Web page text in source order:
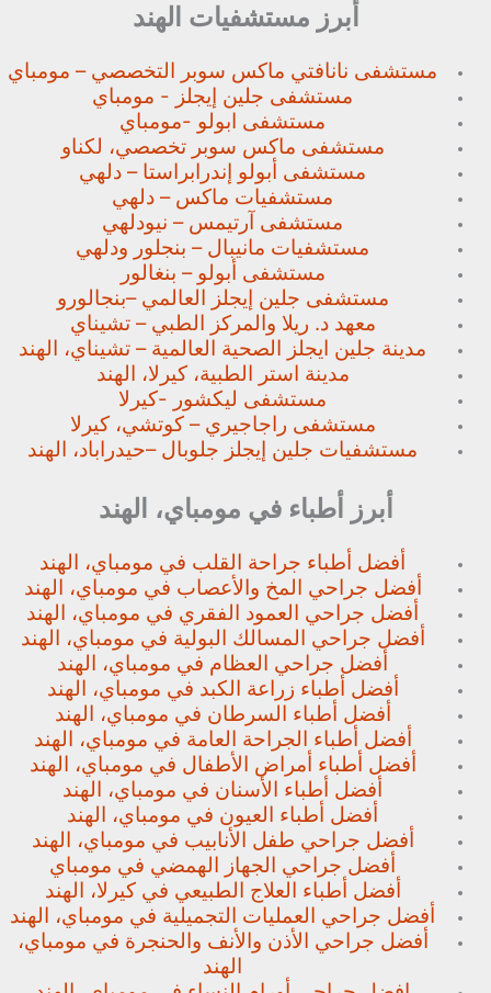
أبرز مستشفيات الهند
مستشفى نانافتي ماكس سوبر التخصصي – مومباي
مستشفى جلين إيجلز - مومباي
مستشفى ابولو -مومباي
مستشفى ماكس سوبر تخصصي، لكناو
مستشفى أبولو إندرابراستا – دلهي
مستشفيات ماكس – دلهي
مستشفى آرتيمس – نيودلهي
مستشفيات مانيبال – بنجلور ودلهي
مستشفى أبولو – بنغالور
مستشفى جلين إيجلز العالمي –بنجالورو
معهد د. ريلا والمركز الطبي – تشيناي
مدينة جلين ايجلز الصحية العالمية – تشيناي، الهند
مدينة استر الطبية، كيرلا، الهند
مستشفى ليكشور -كيرلا
مستشفى راجاجيري – كوتشي، كيرلا
مستشفيات جلين إيجلز جلوبال –حيدراباد، الهند
أبرز أطباء في مومباي، الهند
أفضل أطباء جراحة القلب في مومباي، الهند
أفضل جراحي المخ والأعصاب في مومباي، الهند
أفضل جراحي العمود الفقري في مومباي، الهند
أفضل جراحي المسالك البولية في مومباي، الهند
أفضل جراحي العظام في مومباي، الهند
أفضل أطباء زراعة الكبد في مومباي، الهند
أفضل أطباء السرطان في مومباي، الهند
أفضل أطباء الجراحة العامة في مومباي، الهند
أفضل أطباء أمراض الأطفال في مومباي، الهند
أفضل أطباء الأسنان في مومباي، الهند
أفضل أطباء العيون في مومباي، الهند
أفضل جراحي طفل الأنابيب في مومباي، الهند
أفضل جراحي الجهاز الهمضي في مومباي
أفضل أطباء العلاج الطبيعي في كيرلا، الهند
أفضل جراحي العمليات التجميلية في مومباي، الهند
أفضل جراحي الأذن والأنف والحنجرة في مومباي،
الهند